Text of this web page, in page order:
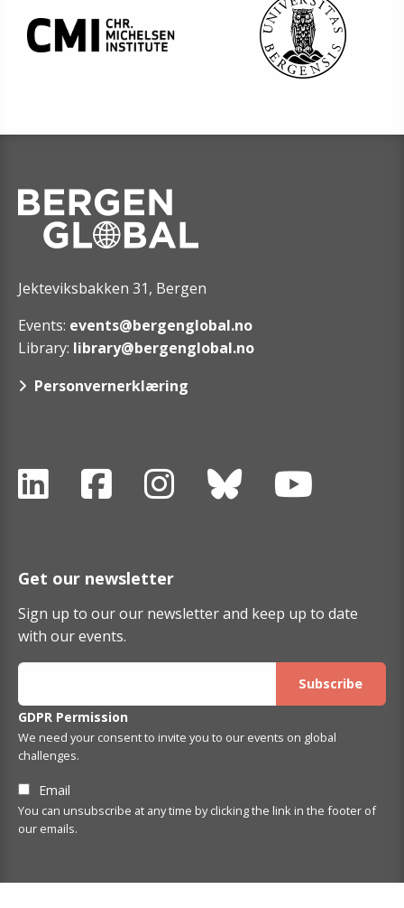
Jekteviksbakken 31, Bergen
Events: events@bergenglobal.no
Library: library@bergenglobal.no
Personvernerklæring
Get our newsletter
Sign up to our our newsletter and keep up to date
with our events.
GDPR Permission
We need your consent to invite you to our events on global
challenges.
Email
You can unsubscribe at any time by clicking the link in the footer of
our emails.